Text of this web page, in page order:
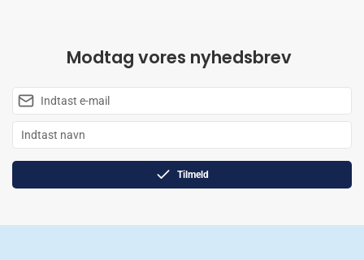
Modtag vores nyhedsbrev
Tilmeld